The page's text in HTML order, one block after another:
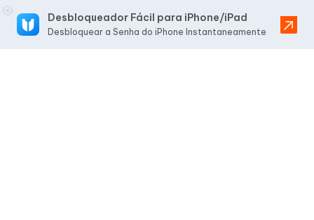
Desbloqueador Fácil para iPhone/iPad
Desbloquear a Senha do iPhone Instantaneamente